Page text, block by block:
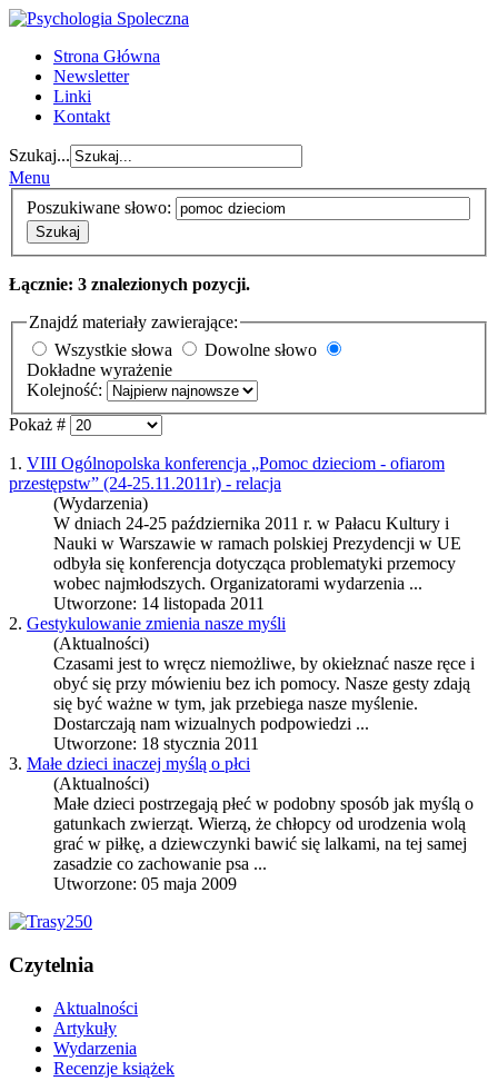
Strona Główna
Newsletter
Linki
Kontakt
Szukaj...
Menu
Poszukiwane słowo:
Szukaj
Łącznie: 3 znalezionych pozycji.
Znajdź materiały zawierające:
Wszystkie słowa
Dowolne słowo
Dokładne wyrażenie
Kolejność:
Pokaż #
1. VIII Ogólnopolska konferencja „Pomoc dzieciom - ofiarom
przestępstw” (24-25.11.2011r) - relacja
(Wydarzenia)
W dniach 24-25 października 2011 r. w Pałacu Kultury i
Nauki w Warszawie w ramach polskiej Prezydencji w UE
odbyła się konferencja dotycząca problematyki przemocy
wobec najmłodszych. Organizatorami wydarzenia ...
Utworzone: 14 listopada 2011
2. Gestykulowanie zmienia nasze myśli
(Aktualności)
Czasami jest to wręcz niemożliwe, by okiełznać nasze ręce i
obyć się przy mówieniu bez ich pomocy. Nasze gesty zdają
się być ważne w tym, jak przebiega nasze myślenie.
Dostarczają nam wizualnych podpowiedzi ...
Utworzone: 18 stycznia 2011
3. Małe dzieci inaczej myślą o płci
(Aktualności)
Małe dzieci postrzegają płeć w podobny sposób jak myślą o
gatunkach zwierząt. Wierzą, że chłopcy od urodzenia wolą
grać w piłkę, a dziewczynki bawić się lalkami, na tej samej
zasadzie co zachowanie psa ...
Utworzone: 05 maja 2009
Czytelnia
Aktualności
Artykuły
Wydarzenia
Recenzje książek